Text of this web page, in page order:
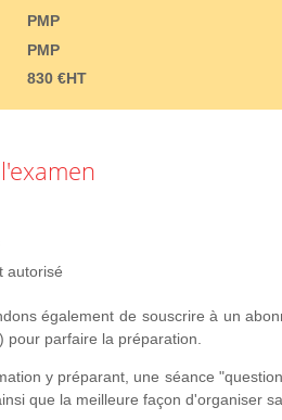
PMP
PMP
830 €HT
autorisé
également de souscrire à un
pour parfaire la préparation.
y préparant, une séance
que la meilleure façon d'organiser